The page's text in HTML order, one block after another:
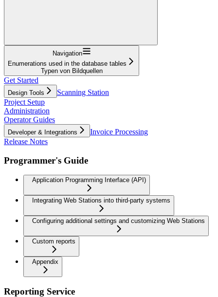
Navigation
Enumerations used in the database tables
Typen von Bildquellen
Get Started
Design Tools
Scanning Station
Project Setup
Administration
Operator Guides
Developer & Integrations
Invoice Processing
Release Notes
Programmer's Guide
Application Programming Interface (API)
Integrating Web Stations into third-party systems
Configuring additional settings and customizing Web Stations
Custom reports
Appendix
Reporting Service